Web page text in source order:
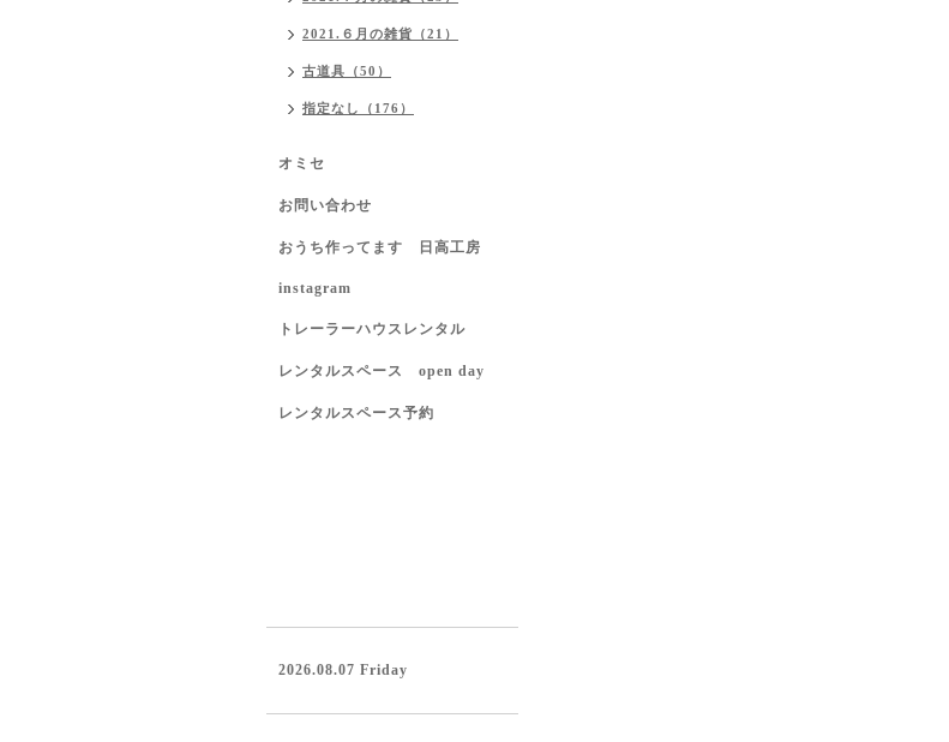
2021.６月の雑貨（21）
古道具（50）
指定なし（176）
オミセ
お問い合わせ
おうち作ってます 日高工房
instagram
トレーラーハウスレンタル
レンタルスペース open day
レンタルスペース予約
2026.08.07 Friday